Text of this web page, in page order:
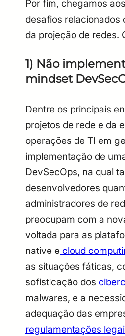
CPF
Por fim, chegamos
desafios relacionados
da projeção de redes.
1) Não
mindset
Dentre os principais
projetos de rede e da
operações de TI em
implementação de
DevSecOps, na qual
desenvolvedores
administradores de
preocupam com a
voltada para as
native e cloud
as situações fáticas,
sofisticação dos
malwares, e a
adequação das
regulamentações